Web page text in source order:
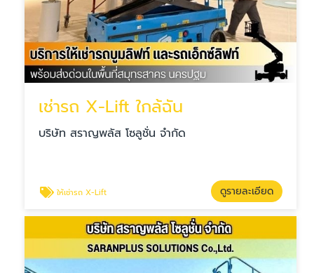
เช่ารถ X-Lift ใกล้ฉัน
บริษัท สราญพลัส โซลูชั่น จำกัด
ให้เช่ารถ X-Lift ดูรายละเอียด